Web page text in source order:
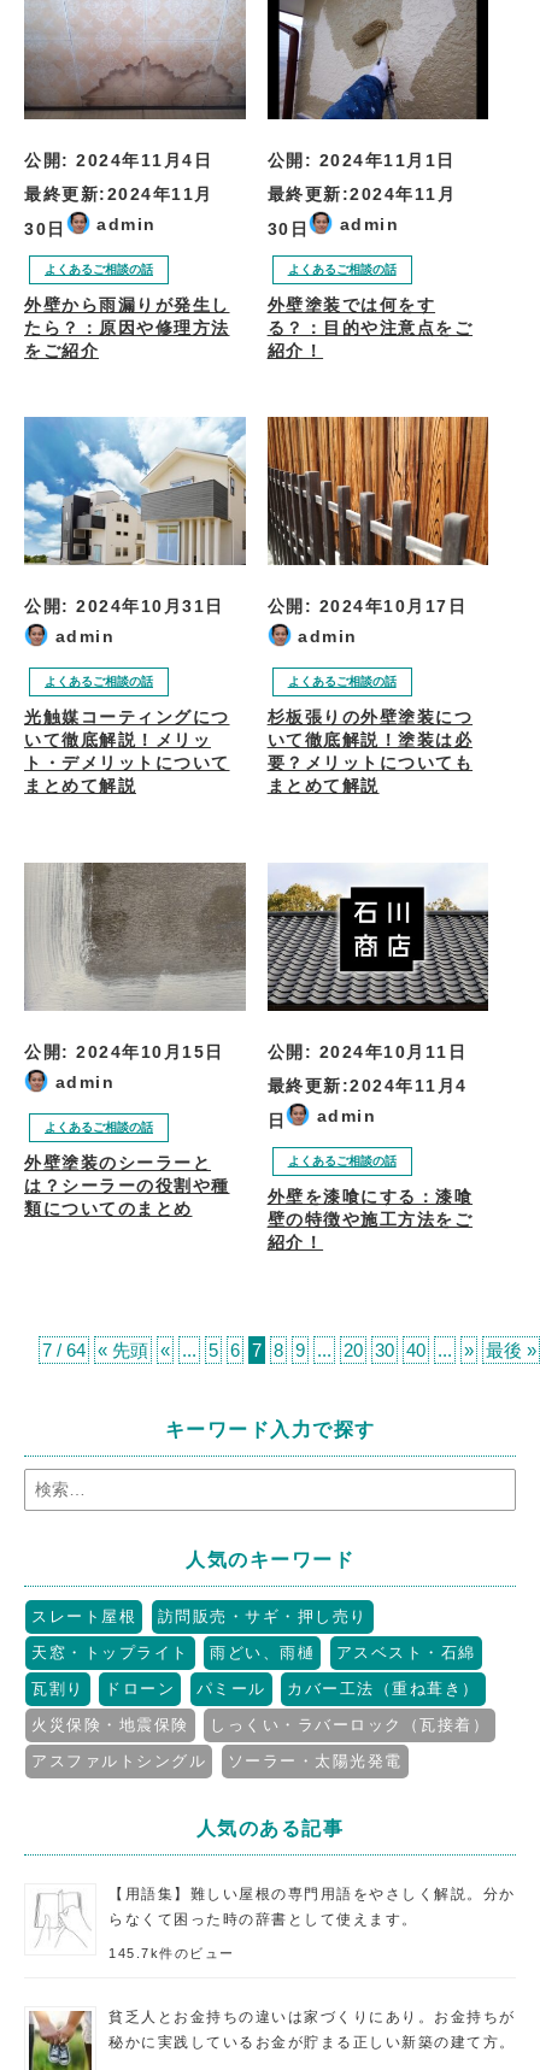
公開: 2024年11月4日
最終更新:2024年11月
30日
admin
よくあるご相談の話
外壁から雨漏りが発生し
たら？：原因や修理方法
をご紹介
公開: 2024年11月1日
最終更新:2024年11月
30日
admin
よくあるご相談の話
外壁塗装では何をす
る？：目的や注意点をご
紹介！
公開: 2024年10月31日
admin
よくあるご相談の話
光触媒コーティングにつ
いて徹底解説！メリッ
ト・デメリットについて
まとめて解説
公開: 2024年10月17日
admin
よくあるご相談の話
杉板張りの外壁塗装につ
いて徹底解説！塗装は必
要？メリットについても
まとめて解説
公開: 2024年10月15日
admin
よくあるご相談の話
外壁塗装のシーラーと
は？シーラーの役割や種
類についてのまとめ
公開: 2024年10月11日
最終更新:2024年11月4
日
admin
よくあるご相談の話
外壁を漆喰にする：漆喰
壁の特徴や施工方法をご
紹介！
7 / 64 « 先頭 « ... 5 6 7 8 9 ... 20 30 40 ... » 最後 »
キーワード入力で探す
人気のキーワード
スレート屋根
訪問販売・サギ・押し売り
天窓・トップライト
雨どい、雨樋
アスベスト・石綿
瓦割り
ドローン パミール
カバー工法（重ね葺き）
火災保険・地震保険
しっくい・ラバーロック（瓦接着）
アスファルトシングル
ソーラー・太陽光発電
人気のある記事
【用語集】難しい屋根の専門用語をやさしく解説。分か
らなくて困った時の辞書として使えます。
145.7k件のビュー
貧乏人とお金持ちの違いは家づくりにあり。お金持ちが
秘かに実践しているお金が貯まる正しい新築の建て方。